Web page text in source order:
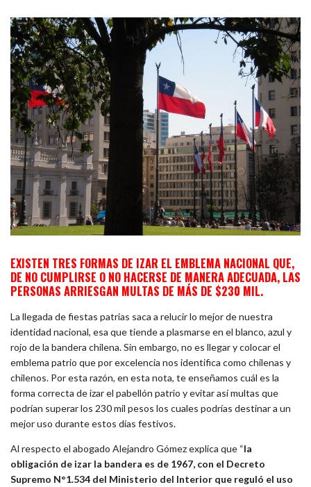
EXISTEN TRES FORMAS DE IZAR EL EMBLEMA NACIONAL QUE,
DE NO CUMPLIRSE O NO HACERSE DE MANERA ADECUADA, LAS
PERSONAS ARRIESGAN MULTAS DE MÁS DE $230 MIL.
La llegada de fiestas patrias saca a relucir lo mejor de nuestra
identidad nacional, esa que tiende a plasmarse en el blanco, azul y
rojo de la bandera chilena. Sin embargo, no es llegar y colocar el
emblema patrio que por excelencia nos identifica como chilenas y
chilenos. Por esta razón, en esta nota, te enseñamos cuál es la
forma correcta de izar el pabellón patrio y evitar así multas que
podrían superar los 230 mil pesos los cuales podrías destinar a un
mejor uso durante estos días festivos.
Al respecto el abogado Alejandro Gómez explica que “la
obligación de izar la bandera es de 1967, con el Decreto
Supremo N°1.534 del Ministerio del Interior que reguló el uso